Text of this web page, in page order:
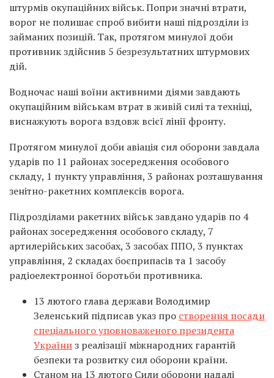
штурмів окупаційних військ. Попри значні втрати,
ворог не полишає спроб вибити наші підрозділи із
займаних позицій. Так, протягом минулої доби
противник здійснив 5 безрезультатних штурмових
дій.
Водночас наші воїни активними діями завдають
окупаційним військам втрат в живій силі та техніці,
виснажують ворога вздовж всієї лінії фронту.
Протягом минулої доби авіація сил оборони завдала
ударів по 11 районах зосередження особового
складу, 1 пункту управління, 3 районах розташування
зенітно-ракетних комплексів ворога.
Підрозділами ракетних військ завдано ударів по 4
районах зосередження особового складу, 7
артилерійських засобах, 3 засобах ППО, 3 пунктах
управління, 2 складах боєприпасів та 1 засобу
радіоелектронної боротьби противника.
13 лютого глава держави Володимир
Зеленський підписав указ про створення посади
спеціального уповноваженого президента
Україниз реалізації міжнародних гарантій
безпеки та розвитку сил оборони країни.
Станом на 13 лютого Сили оборони надалі